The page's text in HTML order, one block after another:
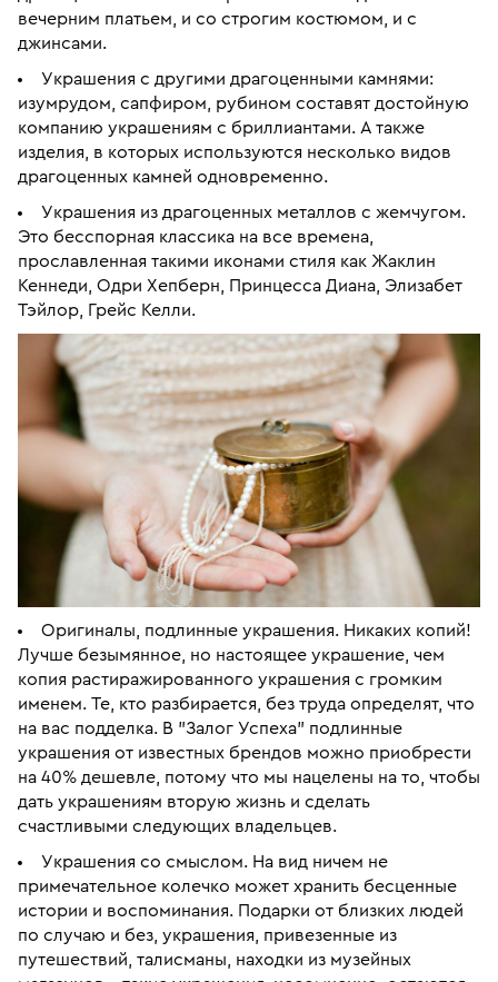
вечерним платьем, и со строгим костюмом, и с
джинсами.
Украшения с другими драгоценными камнями:
изумрудом, сапфиром, рубином составят достойную
компанию украшениям с бриллиантами. А также
изделия, в которых используются несколько видов
драгоценных камней одновременно.
Украшения из драгоценных металлов с жемчугом.
Это бесспорная классика на все времена,
прославленная такими иконами стиля как Жаклин
Кеннеди, Одри Хепберн, Принцесса Диана, Элизабет
Тэйлор, Грейс Келли.
Оригиналы, подлинные украшения. Никаких копий!
Лучше безымянное, но настоящее украшение, чем
копия растиражированного украшения с громким
именем. Те, кто разбирается, без труда определят, что
на вас подделка. В "Залог Успеха" подлинные
украшения от известных брендов можно приобрести
на 40% дешевле, потому что мы нацелены на то, чтобы
дать украшениям вторую жизнь и сделать
счастливыми следующих владельцев.
Украшения со смыслом. На вид ничем не
примечательное колечко может хранить бесценные
истории и воспоминания. Подарки от близких людей
по случаю и без, украшения, привезенные из
путешествий, талисманы, находки из музейных